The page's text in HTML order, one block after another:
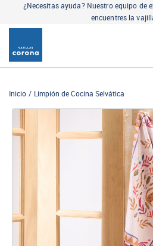
¿Necesitas ayuda? Nuestro equipo de
encuentres la
Inicio Limpión de Cocina Selvática